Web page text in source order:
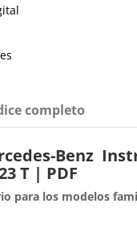
completo
Benz
T | PDF
para los modelos